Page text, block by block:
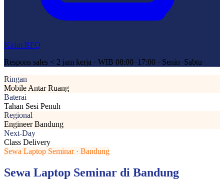
Kirim RFQ
Respons sales < 2 jam kerja · WIB 08:00–17:00 · Senin–Sabtu
Ringan
Mobile Antar Ruang
Baterai
Tahan Sesi Penuh
Regional
Engineer Bandung
Next-Day
Class Delivery
Sewa Laptop Seminar · Bandung
Sewa Laptop Seminar di Bandung